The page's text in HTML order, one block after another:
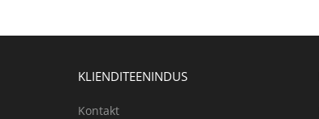
KLIENDITEENINDUS
Kontakt